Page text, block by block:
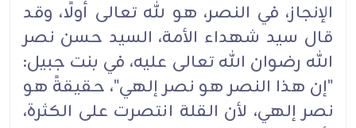
الإنجاز، في النصر، هو لله تعالى أولًا، وقد
قال سيد شهداء الأمة، ‏السيد حسن نصر
الله رضوان الله تعالى عليه، في بنت جبيل:
"إن هذا النصر هو نصر إلهي"، حقيقةً هو
‏نصر إلهي، لأن القلة انتصرت على الكثرة،